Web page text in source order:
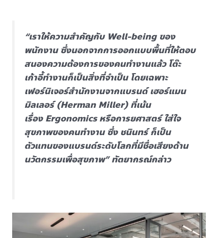
“เราให้ความสำคัญกับ Well-being ของ
พนักงาน ซึ่งนอกจากการออกแบบพื้นที่ให้ตอบ
สนองความต้องการของคนทำงานแล้ว โต๊ะ
เก้าอี้ทำงานก็เป็นสิ่งที่จำเป็น โดยเฉพาะ
เฟอร์นิเจอร์สำนักงานจากแบรนด์ เฮอร์แมน
มิลเลอร์ (Herman Miller) ที่เน้น
เรื่อง Ergonomics หรือการยศาสตร์ ใส่ใจ
สุขภาพของคนทำงาน ซึ่ง ชนินทร์ ก็เป็น
ตัวแทนของแบรนด์ระดับโลกที่มีชื่อเสียงด้าน
นวัตกรรมเพื่อสุขภาพ” ทัตยากรณ์กล่าว